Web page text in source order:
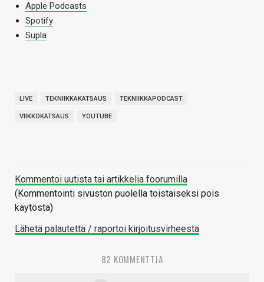
Apple Podcasts
Spotify
Supla
LIVE TEKNIIKKAKATSAUS TEKNIIKKAPODCAST
VIIKKOKATSAUS YOUTUBE
Kommentoi uutista tai artikkelia foorumilla
(Kommentointi sivuston puolella toistaiseksi pois
käytöstä)
Lähetä palautetta / raportoi kirjoitusvirheestä
82 KOMMENTTIA